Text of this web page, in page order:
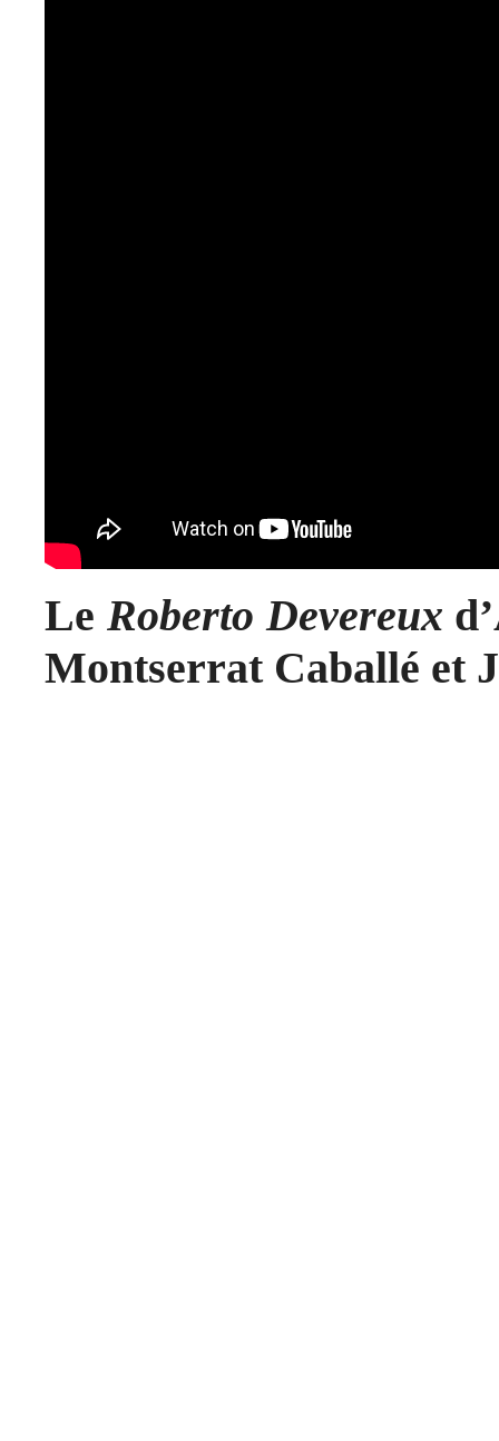
Le Roberto Devereux
Montserrat Caballé et